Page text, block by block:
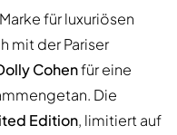
für luxuriösen
mit der Pariser
Cohenfür eine
Die
Edition, limitiert auf